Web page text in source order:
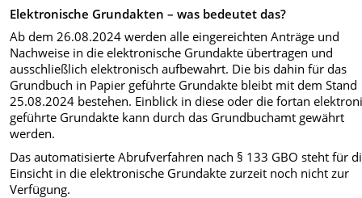
Elektronische Grundakten – was bedeutet das?
Ab dem 26.08.2024 werden alle eingereichten Anträge und
Nachweise in die elektronische Grundakte übertragen und
ausschließlich elektronisch aufbewahrt. Die bis dahin für das
Grundbuch in Papier geführte Grundakte bleibt mit dem Stand
25.08.2024 bestehen. Einblick in diese oder die fortan
geführte Grundakte kann durch das Grundbuchamt gewährt
werden.
Das automatisierte Abrufverfahren nach § 133 GBO steht für
Einsicht in die elektronische Grundakte zurzeit noch nicht zur
Verfügung.